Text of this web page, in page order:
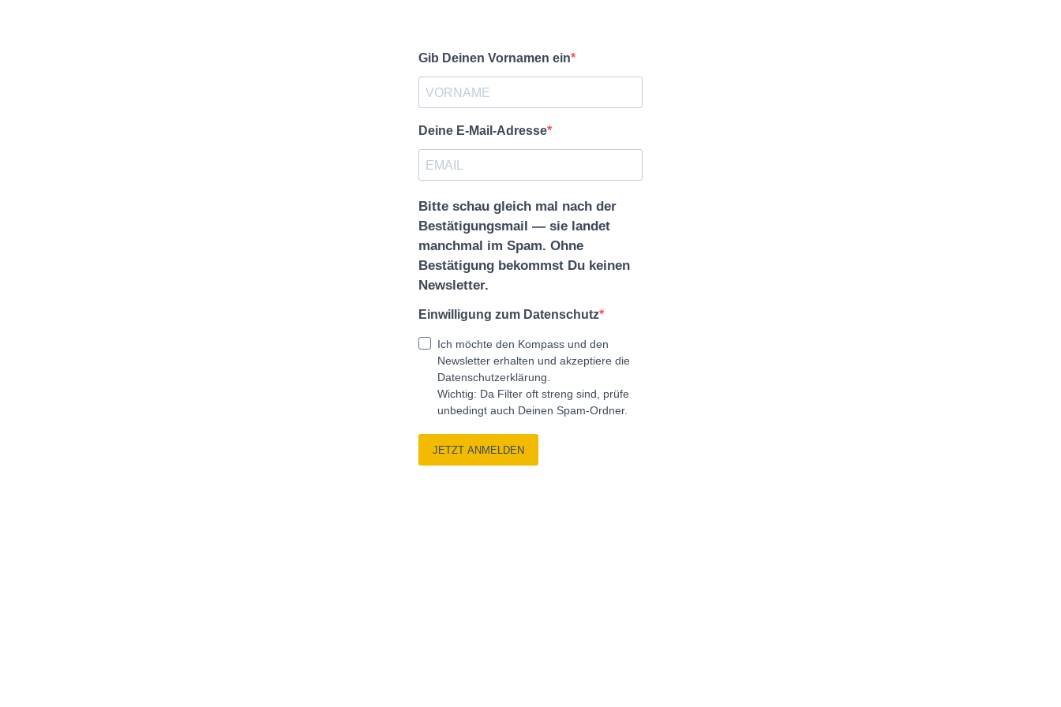
Gib Deinen Vornamen ein
Deine E-Mail-Adresse
Bitte schau gleich mal nach der
Bestätigungsmail — sie landet
manchmal im Spam. Ohne
Bestätigung bekommst Du keinen
Newsletter.
Einwilligung zum Datenschutz
Ich möchte den Kompass und den
Newsletter erhalten und akzeptiere die
Datenschutzerklärung.
Wichtig: Da Filter oft streng sind, prüfe
unbedingt auch Deinen Spam-Ordner.
JETZT ANMELDEN